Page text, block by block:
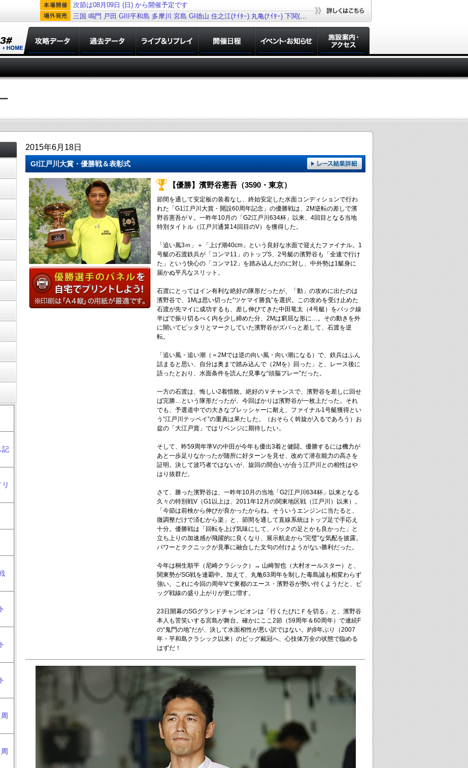
次節は08月09日 (日) から開催予定です
三国 鳴門 戸田 GIII平和島 多摩川 宮島 GI徳山 住之江(ﾅｲﾀｰ) 丸亀(ﾅｲﾀｰ) 下関(ﾅｲﾀｰ) 若松(ﾅｲﾀｰ)
記
2015年6月18日
GI江戸川大賞・優勝戦＆表彰式
【優勝】濱野谷憲吾（3590・東京）
節間を通して安定板の装着なし、終始安定した水面コンディションで行わ
れた「G1江戸川大賞・開設60周年記念」の優勝戦は、2M逆転の差しで濱
野谷憲吾がＶ。一昨年10月の「G2江戸川634杯」以来、4回目となる当地
特別タイトル（江戸川通算14回目のV）を獲得した。
「追い風3ｍ」＋「上げ潮40cm」という良好な水面で迎えたファイナル。1
号艇の石渡鉄兵が「コンマ11」のトップS、2号艇の濱野谷も「全速で行け
た」という快心の「コンマ12」を踏み込んだのに対し、中外勢は1艇身に
届かぬ平凡なスリット。
石渡にとってはイン有利な絶好の隊形だったが、「動」の攻めに出たのは
濱野谷で、1Mは思い切った“ツケマイ勝負”を選択。この攻めを受け止めた
石渡が先マイに成功するも、差し伸びてきた中田竜太（4号艇）をバック線
半ばで振り切るべく内を少し締めた分、2Mは窮屈な形に…。その動きを外
に開いてピッタリとマークしていた濱野谷がズバっと差して、石渡を逆
転。
「追い風・追い潮（＝2Mでは逆の向い風・向い潮になる）で、鉄兵はふん
詰まると思い、自分は奥まで踏み込んで（2Mを）回った」と、レース後に
語ったとおり、水面条件を読んだ見事な“頭脳プレー”だった。
一方の石渡は、悔しい2着惜敗。絶好のＶチャンスで、濱野谷を差しに回せ
ば完勝…という隊形だったが、今回ばかりは濱野谷が一枚上だった。それ
でも、予選道中での大きなプレッシャーに耐え、ファイナル1号艇獲得とい
う“江戸川テッペイ”の重責は果たした。（おそらく斡旋が入るであろう）お
盆の「大江戸賞」ではリベンジに期待したい。
そして、昨59周年準Vの中田が今年も優出3着と健闘。優勝するには機力が
あと一歩足りなかったが随所に好ターンを見せ、改めて潜在能力の高さを
証明。決して波巧者ではないが、旋回の間合いが合う江戸川との相性はや
はり抜群だ。
さて、勝った濱野谷は、一昨年10月の当地「G2江戸川634杯」以来となる
久々の特別戦V（G1以上は、2011年12月の関東地区戦（江戸川）以来）。
「今節は前検から伸びが良かったからね。そういうエンジンに当たると、
微調整だけで済むから楽」と、節間を通して直線系統はトップ足で手応え
十分。優勝戦は「回転を上げ気味にして、バックの足とかも良かった」と
立ち上りの加速感が飛躍的に良くなり、展示航走から“完璧”な気配を披露。
パワーとテクニックが見事に融合した文句の付けようがない勝利だった。
今年は桐生順平（尼崎クラシック）→ 山崎智也（大村オールスター）と、
関東勢がSG戦を連覇中。加えて、丸亀63周年を制した毒島誠も相変わらず
強い。これに今回の周年Vで東都のエース・濱野谷が勢い付くようだと、ビ
ッグ戦線の盛り上がりが更に増す。
23日開幕のSGグランドチャンピオンは「行くたびにＦを切る」と、濱野谷
本人も苦笑いする宮島が舞台。確かにここ2節（59周年＆60周年）で連続F
の“鬼門の地”だが、決して水面相性が悪い訳ではない。約8年ぶり（2007
年・平和島クラシック以来）のビッグ戴冠へ、心技体万全の状態で臨める
はずだ！